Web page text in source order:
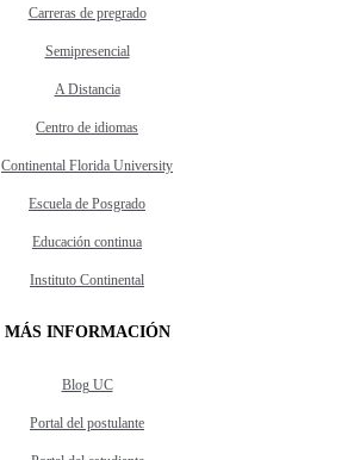
Carreras de pregrado
Semipresencial
A Distancia
Centro de idiomas
Continental Florida University
Escuela de Posgrado
Educación continua
Instituto Continental
MÁS INFORMACIÓN
Blog UC
Portal del postulante